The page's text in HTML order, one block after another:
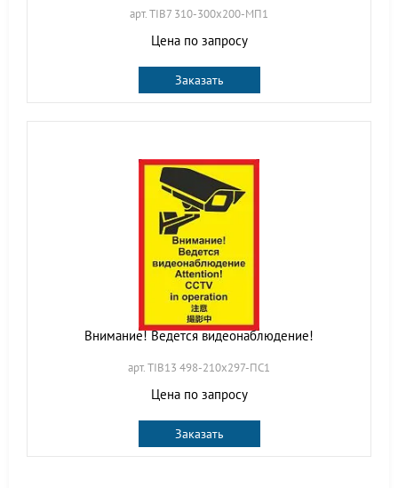
арт. TIB7 310-300х200-МП1
Цена по запросу
Заказать
Внимание! Ведется видеонаблюдение!
арт. TIB13 498-210х297-ПС1
Цена по запросу
Заказать